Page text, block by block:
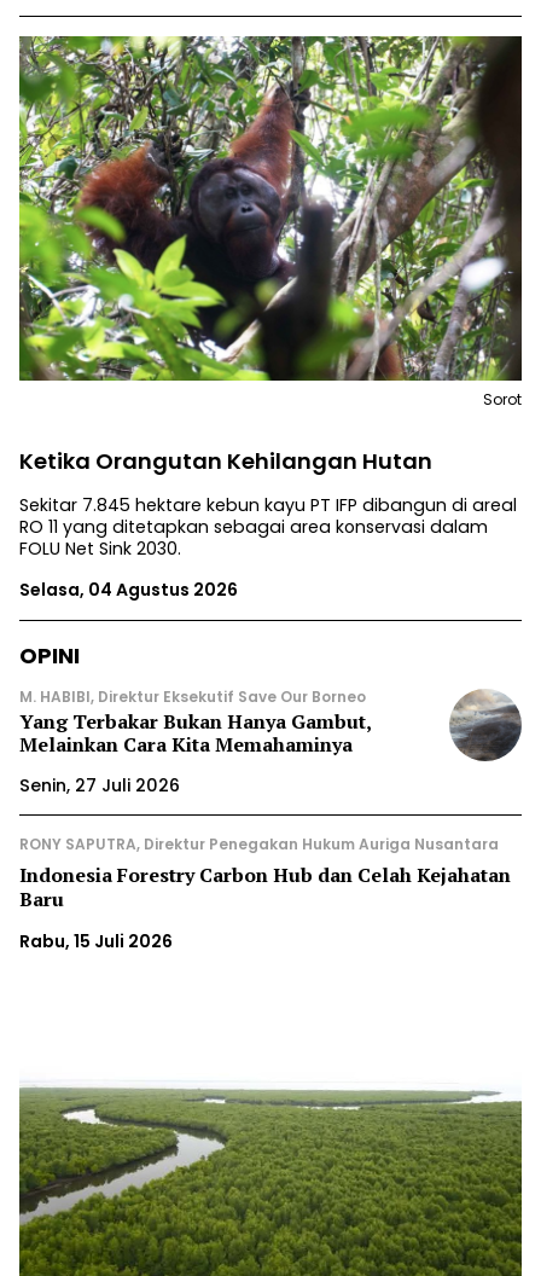
Ketika Orangutan Kehilangan Hutan
Sekitar 7.845 hektare kebun kayu PT IFP dibangun di areal
RO 11 yang ditetapkan sebagai area konservasi dalam
FOLU Net Sink 2030.
Selasa, 04 Agustus 2026
Sorot
OPINI
M. HABIBI, Direktur Eksekutif Save Our Borneo
Yang Terbakar Bukan Hanya Gambut,
Melainkan Cara Kita Memahaminya
Senin, 27 Juli 2026
RONY SAPUTRA, Direktur Penegakan Hukum Auriga Nusantara
Indonesia Forestry Carbon Hub dan Celah Kejahatan
Baru
Rabu, 15 Juli 2026